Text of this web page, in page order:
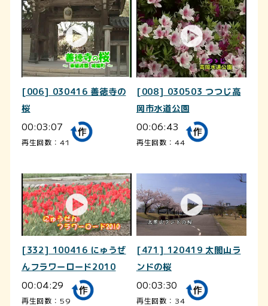
[006] 030416 善徳寺の
桜
00:03:07
再生回数：41
[008] 030503 つつじ高
岡市水道公園
00:06:43
再生回数：44
[332] 100416 にゅうぜ
んフラワーロード2010
00:04:29
再生回数：59
[471] 120419 太閤山ラ
ンドの桜
00:03:30
再生回数：34